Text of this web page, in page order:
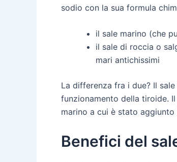
sodio con la sua formula
il sale marino (che
il sale di roccia o
mari antichissimi
La differenza fra i due? Il
funzionamento della tiroide.
marino a cui è stato aggiunto
Benefici del